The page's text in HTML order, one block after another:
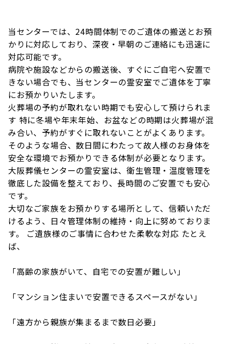
当センターでは、24時間体制でのご遺体の搬送とお預
かりに対応しており、深夜・早朝のご連絡にも迅速に
対応可能です。
病院や施設などからの搬送後、すぐにご自宅へ安置で
きない場合でも、当センターの霊安室でご遺体を丁寧
にお預かりいたします。
火葬場の予約が取れない時期でも安心して預けられま
す 特に冬場や年末年始、お盆などの時期は火葬場が混
み合い、予約がすぐに取れないことがよくあります。
そのような場合、数日間にわたって故人様のお身体を
安全な環境でお預かりできる体制が必要となります。
大阪葬儀センターの霊安室は、衛生管理・温度管理を
徹底した設備を整えており、長時間のご安置でも安心
です。
大切なご家族をお預かりする場所として、信頼いただ
けるよう、日々管理体制の維持・向上に努めておりま
す。 ご遺族様のご事情に合わせた柔軟な対応 たとえ
ば、
「高齢の家族がいて、自宅での安置が難しい」
「マンション住まいで安置できるスペースがない」
「遠方から親族が集まるまで数日必要」